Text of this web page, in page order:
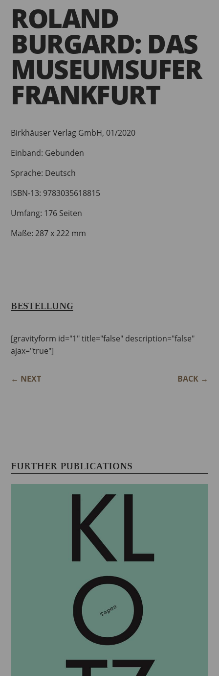
ROLAND
BURGARD: DAS
MUSEUMSUFER
FRANKFURT
Birkhäuser Verlag GmbH, 01/2020
Einband: Gebunden
Sprache: Deutsch
ISBN-13: 9783035618815
Umfang: 176 Seiten
Maße: 287 x 222 mm
BESTELLUNG
[gravityform id="1" title="false" description="false"
ajax="true"]
← NEXT BACK→
FURTHER PUBLICATIONS